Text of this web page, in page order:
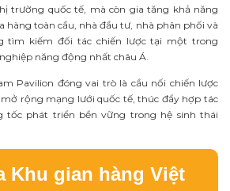
trường quốc tế, mà còn gia tăng khả năng
hàng toàn cầu, nhà đầu tư, nhà phân phối và
tìm kiếm đối tác chiến lược tại một trong
năng động nhất châu Á.
Pavilion đóng vai trò là cầu nối chiến lược
rộng mạng lưới quốc tế, thúc đẩy hợp tác
tốc phát triển bền vững trong hệ sinh thái
Khu gian hàng Việt